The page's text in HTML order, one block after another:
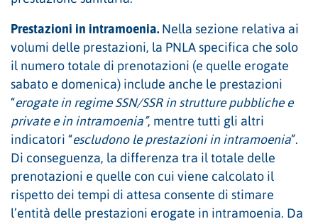
Prestazioni in intramoenia. Nella sezione relativa ai
volumi delle prestazioni, la PNLA specifica che solo
il numero totale di prenotazioni (e quelle erogate
sabato e domenica) include anche le prestazioni
“erogate in regime SSN/SSR in strutture pubbliche e
private e in intramoenia”, mentre tutti gli altri
indicatori “escludono le prestazioni in intramoenia”.
Di conseguenza, la differenza tra il totale delle
prenotazioni e quelle con cui viene calcolato il
rispetto dei tempi di attesa consente di stimare
l’entità delle prestazioni erogate in intramoenia. Da